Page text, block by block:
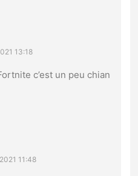
13:18
c’est un peu chian
11:48